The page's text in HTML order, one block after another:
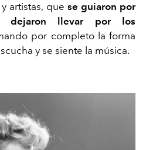
artistas, que se guiaron por
dejaron llevar por los
por completo la forma
y se siente la música.